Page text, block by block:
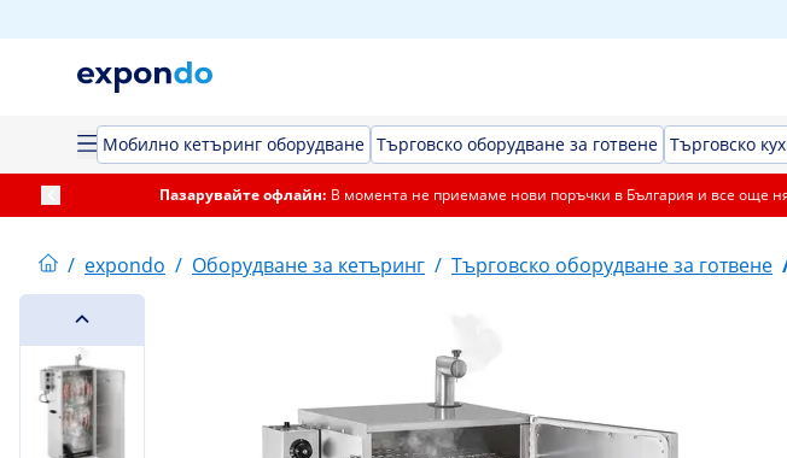
Мобилно кетъринг оборудване Търговско оборудване за готвене Търговско
Пазарувайте офлайн: В момента не приемаме нови поръчки в България и все още
/ expondo / Оборудване за кетъринг / Търговско оборудване за готвене